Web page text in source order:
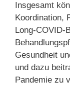
Insgesamt
Koordination,
Long-COVID-
Gesundheit
und dazu
Pandemie zu